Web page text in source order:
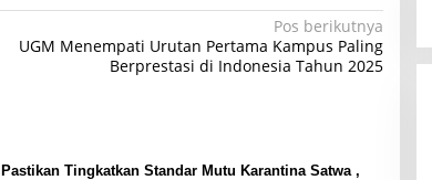
Pos berikutnya
UGM Menempati Urutan Pertama Kampus Paling
Berprestasi di Indonesia Tahun 2025
Pastikan Tingkatkan Standar Mutu Karantina Satwa ,